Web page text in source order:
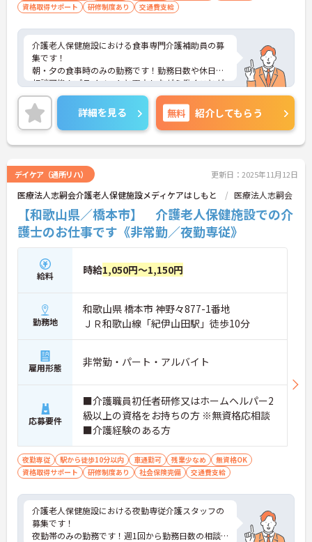
資格取得サポート
研修制度あり 交通費支給
介護老人保健施設における食事専門介護補助員の募
集です！
朝・夕の食事時のみの勤務です！勤務日数や休日の
相談可能！プライベートと両立しながら働くことが
できます！
ご興味ある方には、面接のポイントなど、さらに詳
細をお話致しますのでお気軽にご相談ください。
詳細を見る 無料 紹介してもらう
デイケア（通所リハ） 更新日：2025年11月12日
医療法人志嗣会介護老人保健施設メディケアはしもと 医療法人志嗣会
【和歌山県／橋本市】 介護老人保健施設での介
護士のお仕事です《非常勤／夜勤専従》
給料 時給1,050円～1,150円
勤務地
和歌山県 橋本市 神野々877-1番地
ＪＲ和歌山線「紀伊山田駅」徒歩10分
雇用形態 非常勤・パート・アルバイト
応募要件
■介護職員初任者研修又はホームヘルパー2
級以上の資格をお持ちの方 ※無資格応相談
■介護経験のある方
夜勤専従 駅から徒歩10分以内 車通勤可 残業少なめ
無資格OK
資格取得サポート
研修制度あり 社会保険完備 交通費支給
介護老人保健施設における夜勤専従介護スタッフの
募集です！
夜勤帯のみの勤務です！週1回から勤務日数の相談